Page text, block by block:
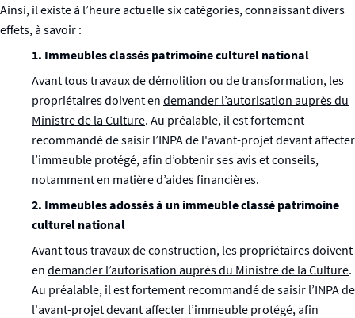
Ainsi, il existe à l’heure actuelle six catégories, connaissant divers
effets, à savoir :
1. Immeubles classés patrimoine culturel national
Avant tous travaux de démolition ou de transformation, les
propriétaires doivent en demander l’autorisation auprès du
Ministre de la Culture. Au préalable, il est fortement
recommandé de saisir l’INPA de l'avant-projet devant affecter
l’immeuble protégé, afin d’obtenir ses avis et conseils,
notamment en matière d’aides financières.
2. Immeubles adossés à un immeuble classé patrimoine
culturel national
Avant tous travaux de construction, les propriétaires doivent
en demander l’autorisation auprès du Ministre de la Culture.
Au préalable, il est fortement recommandé de saisir l’INPA de
l'avant-projet devant affecter l’immeuble protégé, afin